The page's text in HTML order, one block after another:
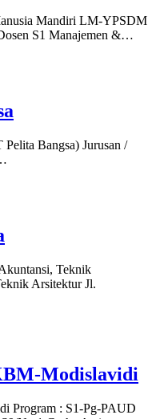
Mandiri LM-YPSDM
S1 Manajemen &…
Bangsa) Jurusan /
Teknik
Arsitektur Jl.
Modislavidi
Program : S1-Pg-PAUD